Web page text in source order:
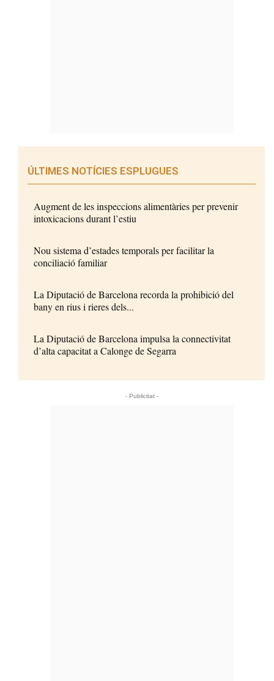
ÚLTIMES NOTÍCIES ESPLUGUES
Augment de les inspeccions alimentàries per prevenir
intoxicacions durant l’estiu
Nou sistema d’estades temporals per facilitar la
conciliació familiar
La Diputació de Barcelona recorda la prohibició del
bany en rius i rieres dels...
La Diputació de Barcelona impulsa la connectivitat
d’alta capacitat a Calonge de Segarra
- Publicitat -